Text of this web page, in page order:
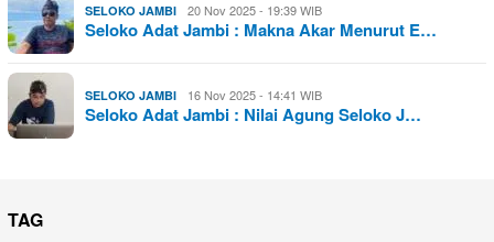
SELOKO JAMBI 20 Nov 2025 - 19:39 WIB
Seloko Adat Jambi : Makna Akar Menurut E…
SELOKO JAMBI 16 Nov 2025 - 14:41 WIB
Seloko Adat Jambi : Nilai Agung Seloko J…
TAG